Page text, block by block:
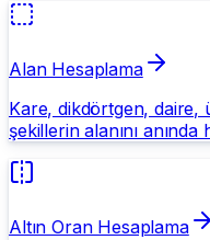
Alan Hesaplama
Kare, dikdörtgen, daire,
şekillerin alanını anında
Altın Oran Hesaplama